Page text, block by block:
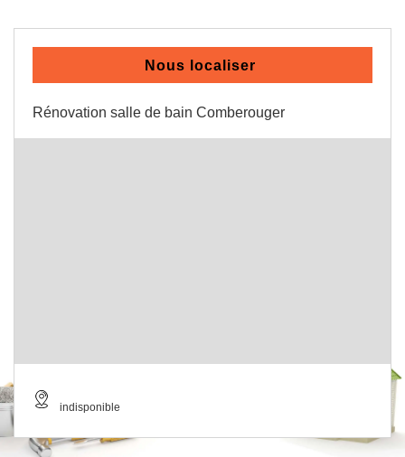
Nous localiser
Rénovation salle de bain Comberouger
indisponible